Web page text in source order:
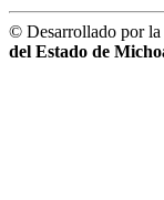
© Desarrollado por
del Estado de